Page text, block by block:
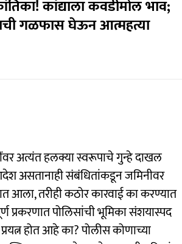
कांद्याला कवडीमोल भाव;
गळफास घेऊन आत्महत्या
अत्यंत हलक्या स्वरूपाचे गुन्हे दाखल
असतानाही संबंधितांकडून जमिनीवर
आला, तरीही कठोर कारवाई का करण्यात
प्रकरणात पोलिसांची भूमिका संशयास्पद
होत आहे का? पोलीस कोणाच्या